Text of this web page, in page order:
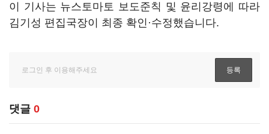
이 기사는 뉴스토마토 보도준칙 및 윤리강령에 따라
김기성 편집국장이 최종 확인·수정했습니다.
댓글 0